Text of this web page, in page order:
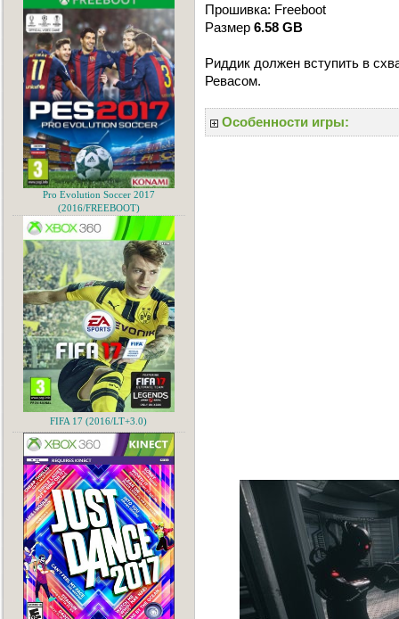
Прошивка: Freeboot
Размер 6.58 GB
Риддик должен вступить в
Ревасом.
Особенности игры:
Pro Evolution Soccer 2017
(2016/FREEBOOT)
FIFA 17 (2016/LT+3.0)